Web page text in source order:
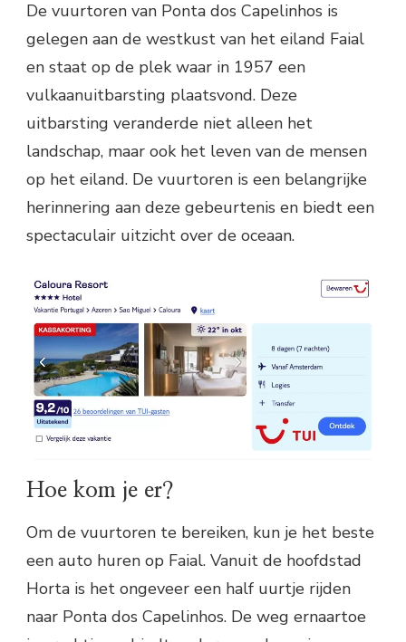
De vuurtoren van Ponta dos Capelinhos is
gelegen aan de westkust van het eiland Faial
en staat op de plek waar in 1957 een
vulkaanuitbarsting plaatsvond. Deze
uitbarsting veranderde niet alleen het
landschap, maar ook het leven van de mensen
op het eiland. De vuurtoren is een belangrijke
herinnering aan deze gebeurtenis en biedt een
spectaculair uitzicht over de oceaan.
Hoe kom je er?
Om de vuurtoren te bereiken, kun je het beste
een auto huren op Faial. Vanuit de hoofdstad
Horta is het ongeveer een half uurtje rijden
naar Ponta dos Capelinhos. De weg ernaartoe